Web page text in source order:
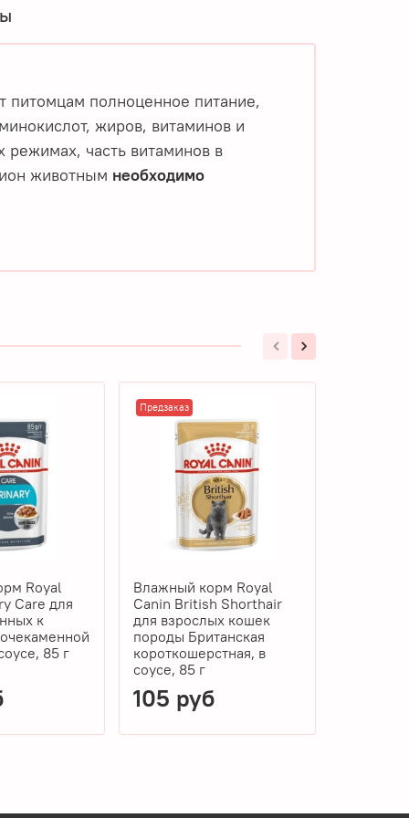
полноценное питание,
жиров, витаминов и
режимах, часть витаминов в
животным необходимо
Royal
для
к
85 г
Предзаказ
Влажный корм Royal
Canin British Shorthair
для взрослых кошек
породы Британская
короткошерстная, в
соусе, 85 г
105 руб